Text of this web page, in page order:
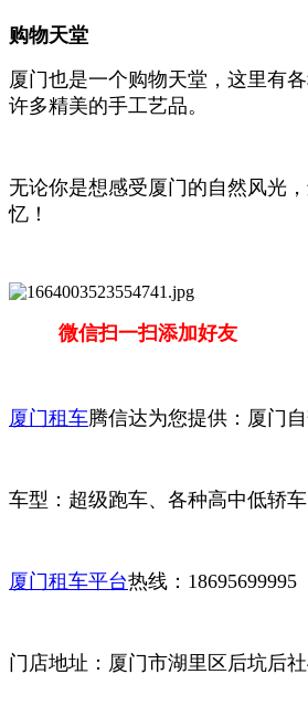
购物天堂
厦门也是一个购物天堂，这里有
许多精美的手工艺品。
无论你是想感受厦门的自然风光
忆！
微信扫一扫添加好友
厦门租车腾信达为您提供：厦门
车型：超级跑车、各种高中低轿
厦门租车平台热线：18695699995
门店地址：厦门市湖里区后坑后